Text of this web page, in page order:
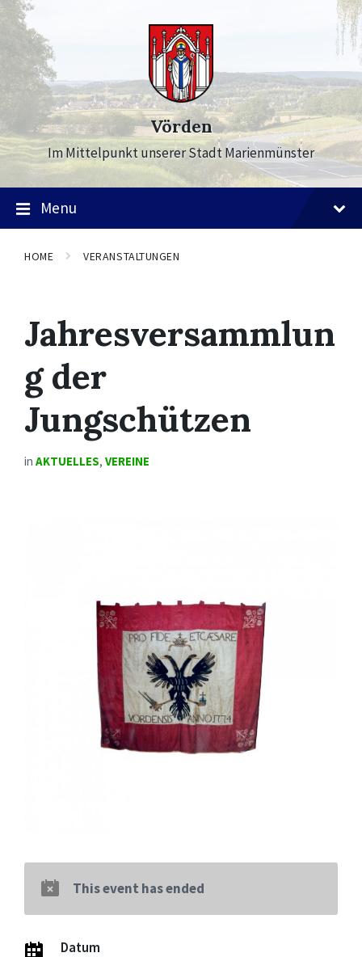
Skip
to
content
Skip
to
main
navigation
Skip
to
footer
Vörden
Im Mittelpunkt unserer Stadt Marienmünster
Menu
HOME VERANSTALTUNGEN
Jahresversammlun
g der
Jungschützen
in AKTUELLES, VEREINE
This event has ended
Datum